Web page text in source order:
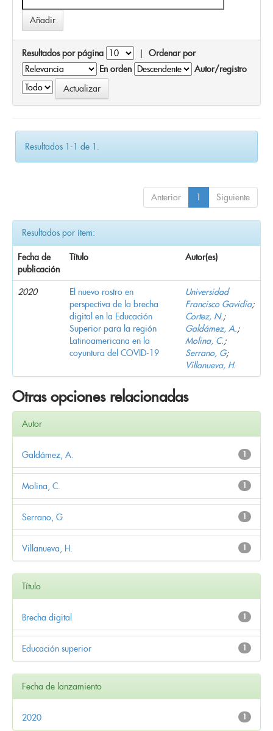
Resultados por página | Ordenar por
En orden
Autor/registro
Resultados 1-1 de 1.
Anterior 1 Siguiente
Resultados por ítem:
Fecha de
publicación
Título Autor(es)
2020
El nuevo rostro en
perspectiva de la brecha
digital en la Educación
Superior para la región
Latinoamericana en la
coyuntura del COVID-19
Universidad
Francisco Gavidia;
Cortez, N.;
Galdámez, A.;
Molina, C.;
Serrano, G;
Villanueva, H.
Otras opciones relacionadas
Autor
1
Galdámez, A.
1
Molina, C.
1
Serrano, G
1
Villanueva, H.
Título
1
Brecha digital
1
Educación superior
Fecha de lanzamiento
1
2020